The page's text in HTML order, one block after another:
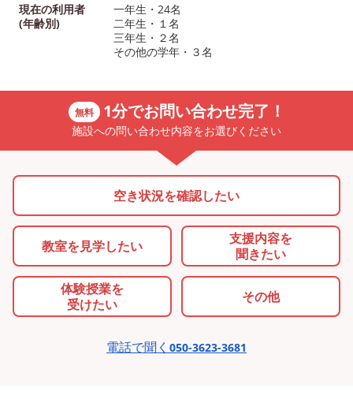
現在の利用者
(年齢別)
一年生・24名
二年生・１名
三年生・２名
その他の学年・３名
無料 1分でお問い合わせ完了！
施設への問い合わせ内容をお選びください
空き状況を確認したい
教室を見学したい
支援内容を
聞きたい
体験授業を
受けたい
その他
電話で聞く 050-3623-3681